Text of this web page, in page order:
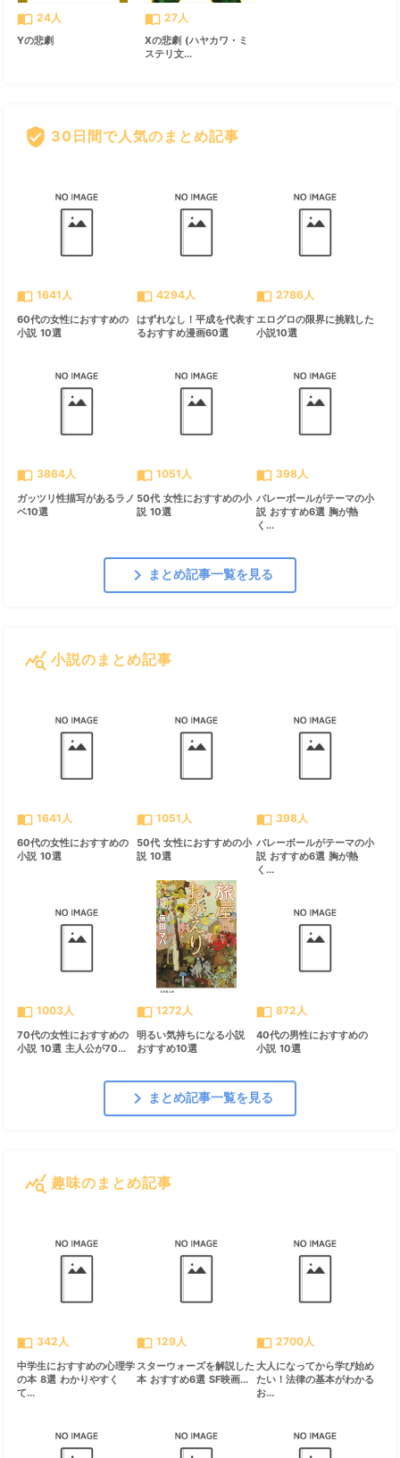
import_contacts 24人
Yの悲劇
import_contacts 27人
Xの悲劇 (ハヤカワ・ミ
ステリ文...
verified_user 30日間で人気のまとめ記事
import_contacts 1641人
60代の女性におすすめの
小説 10選
import_contacts 4294人
はずれなし！平成を代表す
るおすすめ漫画60選
import_contacts 2786人
エログロの限界に挑戦した
小説10選
import_contacts 3864人
ガッツリ性描写があるラノ
ベ10選
import_contacts 1051人
50代 女性におすすめの小
説 10選
import_contacts 398人
バレーボールがテーマの小
説 おすすめ6選 胸が熱
く...
chevron_right まとめ記事一覧を見る
query_stats 小説のまとめ記事
import_contacts 1641人
60代の女性におすすめの
小説 10選
import_contacts 1051人
50代 女性におすすめの小
説 10選
import_contacts 398人
バレーボールがテーマの小
説 おすすめ6選 胸が熱
く...
import_contacts 1003人
70代の女性におすすめの
小説 10選 主人公が70...
import_contacts 1272人
明るい気持ちになる小説
おすすめ10選
import_contacts 872人
40代の男性におすすめの
小説 10選
chevron_right まとめ記事一覧を見る
query_stats 趣味のまとめ記事
import_contacts 342人
中学生におすすめの心理学
の本 8選 わかりやすく
て...
import_contacts 129人
スターウォーズを解説した
本 おすすめ6選 SF映画...
import_contacts 2700人
大人になってから学び始め
たい！法律の基本がわかる
お...